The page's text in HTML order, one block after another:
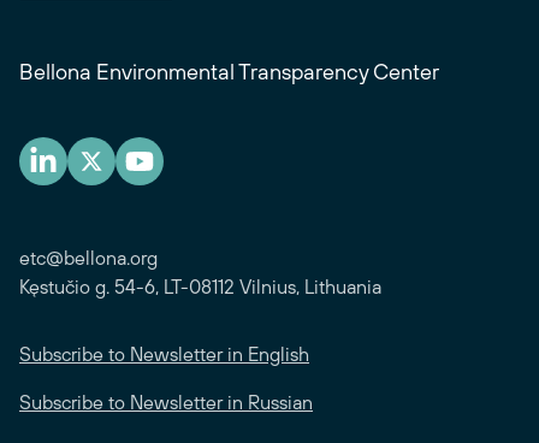
Bellona Environmental Transparency Center
etc@bellona.org
Kęstučio g. 54-6, LT-08112 Vilnius, Lithuania
Subscribe to Newsletter in English
Subscribe to Newsletter in Russian